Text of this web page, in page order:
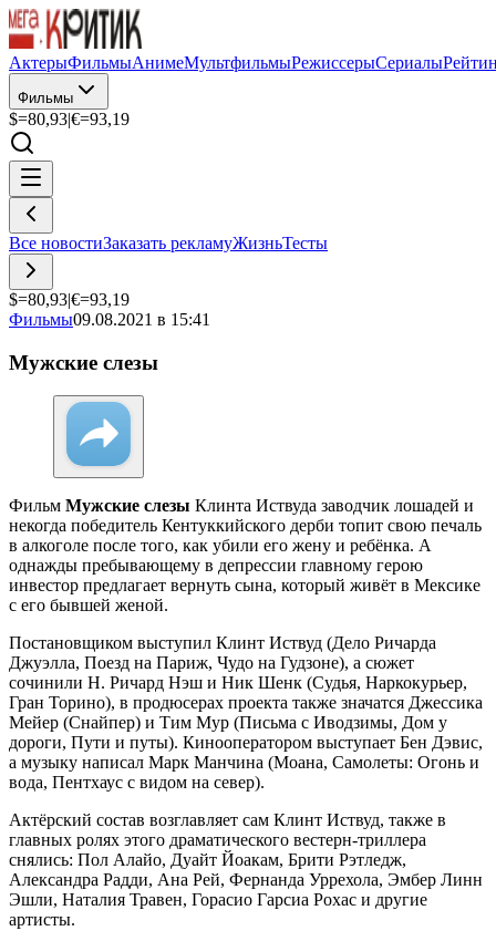
АктерыФильмыАнимеМультфильмыРежиссерыСериалы
Фильмы
$=80,93|€=93,19
Все новостиЗаказать рекламуЖизньТесты
$=80,93|€=93,19
Фильмы09.08.2021 в 15:41
Мужские слезы
Фильм Мужские слезы Клинта Иствуда заводчик лошадей и
некогда победитель Кентуккийского дерби топит свою печаль
в алкоголе после того, как убили его жену и ребёнка. А
однажды пребывающему в депрессии главному герою
инвестор предлагает вернуть сына, который живёт в Мексике
с его бывшей женой.
Постановщиком выступил Клинт Иствуд (Дело Ричарда
Джуэлла, Поезд на Париж, Чудо на Гудзоне), а сюжет
сочинили Н. Ричард Нэш и Ник Шенк (Судья, Наркокурьер,
Гран Торино), в продюсерах проекта также значатся Джессика
Мейер (Снайпер) и Тим Мур (Письма с Иводзимы, Дом у
дороги, Пути и путы). Кинооператором выступает Бен Дэвис,
а музыку написал Марк Манчина (Моана, Самолеты: Огонь и
вода, Пентхаус с видом на север).
Актёрский состав возглавляет сам Клинт Иствуд, также в
главных ролях этого драматического вестерн-триллера
снялись: Пол Алайо, Дуайт Йоакам, Брити Рэтледж,
Александра Радди, Ана Рей, Фернанда Уррехола, Эмбер Линн
Эшли, Наталия Травен, Горасио Гарсиа Рохас и другие
артисты.